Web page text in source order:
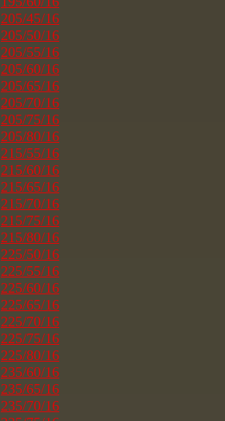
205/45/16
205/50/16
205/55/16
205/60/16
205/65/16
205/70/16
205/75/16
205/80/16
215/55/16
215/60/16
215/65/16
215/70/16
215/75/16
215/80/16
225/50/16
225/55/16
225/60/16
225/65/16
225/70/16
225/75/16
225/80/16
235/60/16
235/65/16
235/70/16